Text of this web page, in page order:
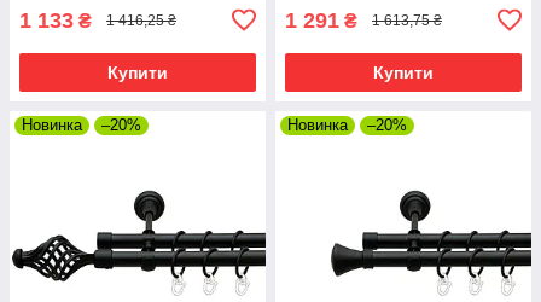
1 133 ₴ 1 416,25 ₴
Купити
1 291 ₴ 1 613,75 ₴
Купити
Новинка –20% Новинка –20%